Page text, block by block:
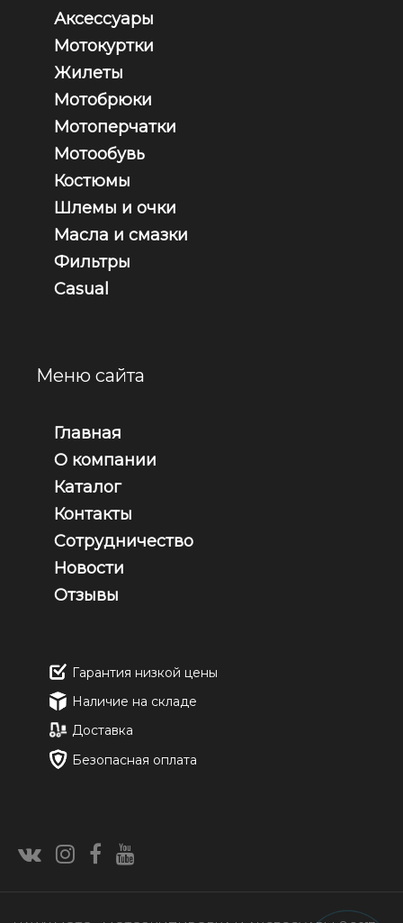
Аксессуары
Мотокуртки
Жилеты
Мотобрюки
Мотоперчатки
Мотообувь
Костюмы
Шлемы и очки
Масла и смазки
Фильтры
Casual
Меню сайта
Главная
О компании
Каталог
Контакты
Сотрудничество
Новости
Отзывы
Гарантия низкой цены
Наличие на складе
Доставка
Безопасная оплата